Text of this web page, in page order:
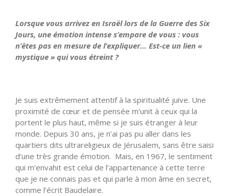
Lorsque vous arrivez en Israël lors de la Guerre des Six
Jours, une émotion intense s’empare de vous : vous
n’êtes pas en mesure de l’expliquer… Est-ce un lien «
mystique » qui vous étreint ?
Je suis extrêmement attentif à la spiritualité juive. Une
proximité de cœur et de pensée m’unit à ceux qui la
portent le plus haut, même si je suis étranger à leur
monde. Depuis 30 ans, je n’ai pas pu aller dans les
quartiers dits ultrareligieux de Jérusalem, sans être saisi
d’une très grande émotion. Mais, en 1967, le sentiment
qui m’envahit est celui de l’appartenance à cette terre
que je ne connais pas et qui parle à mon âme en secret,
comme l’écrit Baudelaire.